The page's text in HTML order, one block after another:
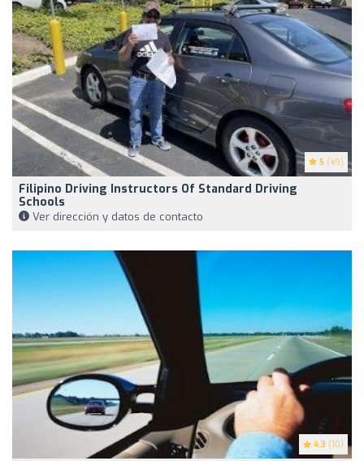
5 (49)
Filipino Driving Instructors Of Standard Driving
Schools
Ver dirección y datos de contacto
4.3 (10)